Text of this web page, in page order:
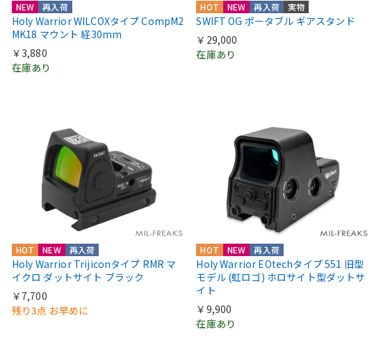
NEW 再入荷
Holy Warrior WILCOXタイプ CompM2
MK18 マウント 経30mm
￥3,880
在庫あり
HOT NEW 再入荷 実物
SWIFT OG ポータブル ギアスタンド
￥29,000
在庫あり
HOT NEW 再入荷
Holy Warrior Trijiconタイプ RMR マ
イクロ ダットサイト ブラック
￥7,700
残り3点 お早めに
HOT NEW 再入荷
Holy Warrior EOtechタイプ 551 旧型
モデル (虹ロゴ) ホロサイト型ダットサ
イト
￥9,900
在庫あり